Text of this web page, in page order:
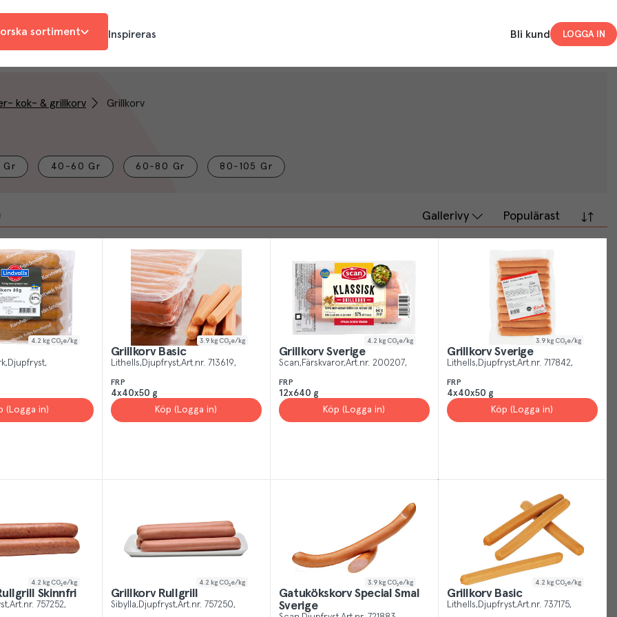
sortiment Inspireras Bli kund LOGGA IN
kok- & grillkorv Grillkorv
40-60 Gr 60-80 Gr 80-105 Gr
Gallerivy Populärast
4.2 kg CO₂e/kg
Djupfryst
(Logga in)
3.9 kg CO₂e/kg
Grillkorv Basic
Lithells Djupfryst Art.nr. 713619
FRP
4x40x50 g
Köp (Logga in)
4.2 kg CO₂e/kg
Grillkorv Sverige
Scan Färskvaror Art.nr. 200207
FRP
12x640 g
Köp (Logga in)
3.9 kg CO₂e/kg
Grillkorv Sverige
Lithells Djupfryst Art.nr. 717842
FRP
4x40x50 g
Köp (Logga in)
4.2 kg CO₂e/kg
Skinnfri
Art.nr. 757252
4.2 kg CO₂e/kg
Grillkorv Rullgrill
Sibylla Djupfryst Art.nr. 757250
3.9 kg CO₂e/kg
Gatukökskorv Special Smal
Sverige
4.2 kg CO₂e/kg
Grillkorv Basic
Lithells Djupfryst Art.nr. 737175
Your
use
cookies.
cookies